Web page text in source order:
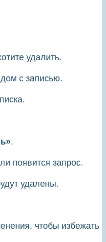
удалить.
с записью.
.
появится запрос.
удалены.
чтобы избежать